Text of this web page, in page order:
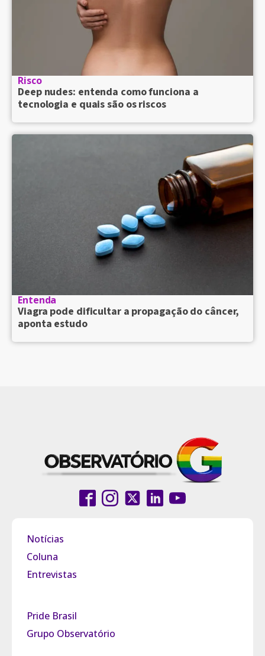
Risco
Deep nudes: entenda como funciona a
tecnologia e quais são os riscos
Entenda
Viagra pode dificultar a propagação do câncer,
aponta estudo
Notícias
Coluna
Entrevistas
Pride Brasil
Grupo Observatório